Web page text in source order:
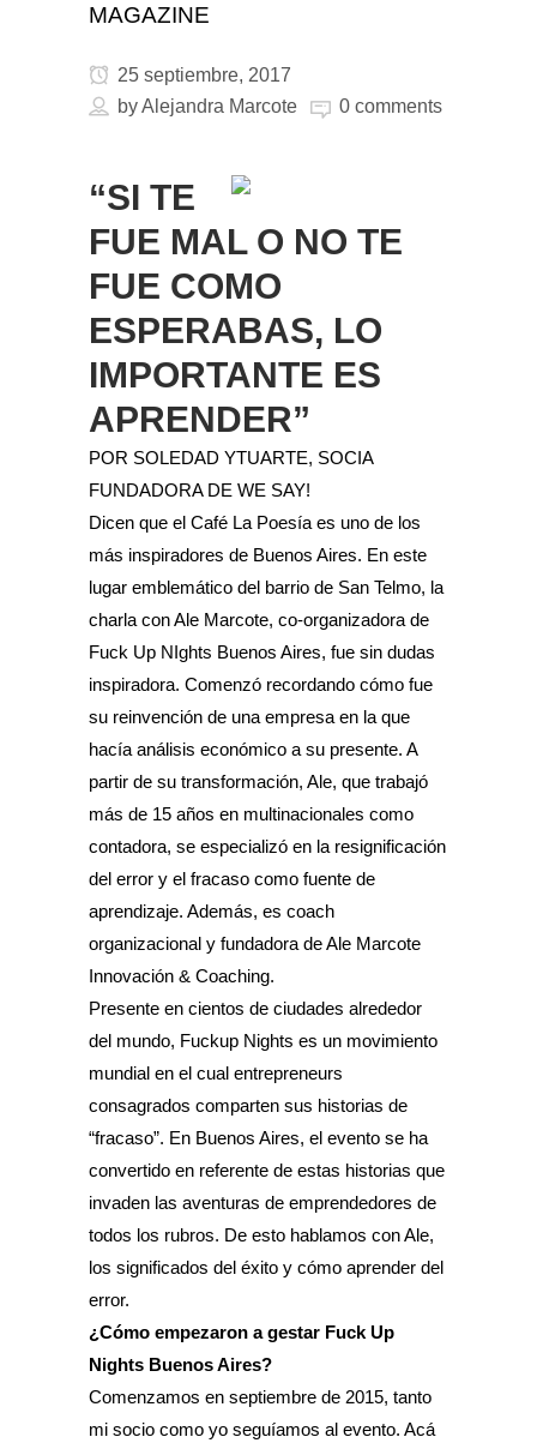
MAGAZINE
25 septiembre, 2017
byAlejandra Marcote 0 comments
“SI TE
FUE MAL O NO TE
FUE COMO
ESPERABAS, LO
IMPORTANTE ES
APRENDER”
POR SOLEDAD YTUARTE, SOCIA
FUNDADORA DE WE SAY!
Dicen que el Café La Poesía es uno de los
más inspiradores de Buenos Aires. En este
lugar emblemático del barrio de San Telmo, la
charla con Ale Marcote, co-organizadora de
Fuck Up NIghts Buenos Aires, fue sin dudas
inspiradora. Comenzó recordando cómo fue
su reinvención de una empresa en la que
hacía análisis económico a su presente. A
partir de su transformación, Ale, que trabajó
más de 15 años en multinacionales como
contadora, se especializó en la resignificación
del error y el fracaso como fuente de
aprendizaje. Además, es coach
organizacional y fundadora de Ale Marcote
Innovación & Coaching.
Presente en cientos de ciudades alrededor
del mundo, Fuckup Nights es un movimiento
mundial en el cual entrepreneurs
consagrados comparten sus historias de
“fracaso”. En Buenos Aires, el evento se ha
convertido en referente de estas historias que
invaden las aventuras de emprendedores de
todos los rubros. De esto hablamos con Ale,
los significados del éxito y cómo aprender del
error.
¿Cómo empezaron a gestar Fuck Up
Nights Buenos Aires?
Comenzamos en septiembre de 2015, tanto
mi socio como yo seguíamos al evento. Acá